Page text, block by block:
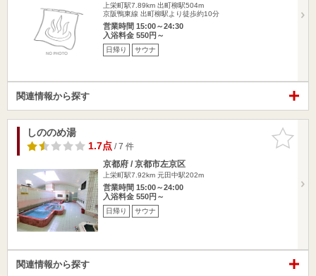
上栄町駅7.89km 出町柳駅504m
京阪鴨東線 出町柳駅より徒歩約10分
営業時間 15:00～24:30
入浴料金 550円～
日帰り サウナ
関連情報から探す
お気に入
りに追加
しののめ湯
1.7点/ 7 件
京都府 / 京都市左京区
上栄町駅7.92km 元田中駅202m
営業時間 15:00～24:00
入浴料金 550円～
日帰り サウナ
関連情報から探す